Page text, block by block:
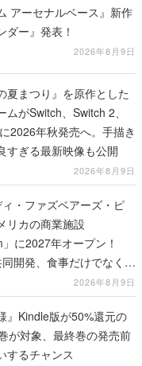
アーセナルベース』新作
ダー』発表！
2026年8月9日
夏まつり』を原作とした
がSwitch、Switch 2、
2026年秋発売へ。手描き
すぎる最新映像も公開
2026年8月9日
ィ・ファズベアーズ・ピ
リカの商業施設
に2027年オープン！
開発、食事だけでなくス
型のホラー体験も楽しめ
2026年8月9日
』Kindle版が50%還元の
が対象、最終巻の発売前
するチャンス